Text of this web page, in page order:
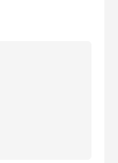
权利，民
担违约责